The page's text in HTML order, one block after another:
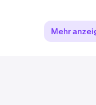
Mehr